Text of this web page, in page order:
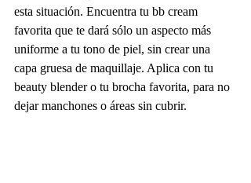
esta situación. Encuentra tu bb cream
favorita que te dará sólo un aspecto más
uniforme a tu tono de piel, sin crear una
capa gruesa de maquillaje. Aplica con tu
beauty blender o tu brocha favorita, para no
dejar manchones o áreas sin cubrir.